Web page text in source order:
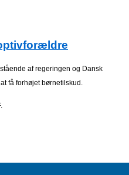
af regeringen og Dansk
få forhøjet børnetilskud.